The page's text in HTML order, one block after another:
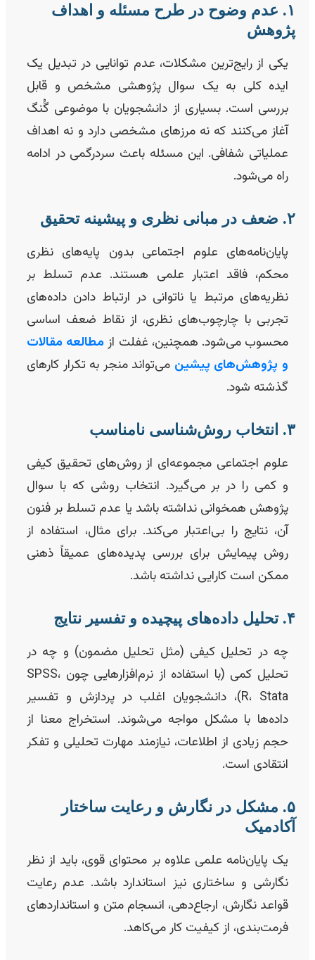
۱. عدم وضوح در طرح مسئله و اهداف
یکی از رایج‌ترین مشکلات، عدم توانایی در تبدیل یک
ایده کلی به یک سوال پژوهشی مشخص و قابل
بررسی است. بسیاری از دانشجویان با موضوعی گُنگ
آغاز می‌کنند که نه مرزهای مشخصی دارد و نه اهداف
عملیاتی شفافی. این مسئله باعث سردرگمی در ادامه
راه می‌شود.
پایان‌نامه‌های علوم اجتماعی بدون پایه‌های نظری
محکم، فاقد اعتبار علمی هستند. عدم تسلط بر
نظریه‌های مرتبط یا ناتوانی در ارتباط دادن داده‌های
تجربی با چارچوب‌های نظری، از نقاط ضعف اساسی
محسوب می‌شود. همچنین، غفلت ازمطالعه مقالات
و پژوهش‌های پیشینمی‌تواند منجر به تکرار کارهای
گذشته شود.
علوم اجتماعی مجموعه‌ای از روش‌های تحقیق کیفی
و کمی را در بر می‌گیرد. انتخاب روشی که با سوال
پژوهش همخوانی نداشته باشد یا عدم تسلط بر فنون
آن، نتایج را بی‌اعتبار می‌کند. برای مثال، استفاده از
روش پیمایش برای بررسی پدیده‌های عمیقاً ذهنی
ممکن است کارایی نداشته باشد.
چه در تحلیل کیفی (مثل تحلیل مضمون) و چه در
تحلیل کمی (با استفاده از نرم‌افزارهایی چون SPSS،
R، Stata)، دانشجویان اغلب در پردازش و تفسیر
داده‌ها با مشکل مواجه می‌شوند. استخراج معنا از
حجم زیادی از اطلاعات، نیازمند مهارت تحلیلی و تفکر
انتقادی است.
۵. مشکل در نگارش و رعایت ساختار
یک پایان‌نامه علمی علاوه بر محتوای قوی، باید از نظر
نگارشی و ساختاری نیز استاندارد باشد. عدم رعایت
قواعد نگارش، ارجاع‌دهی، انسجام متن و استانداردهای
فرمت‌بندی، از کیفیت کار می‌کاهد.